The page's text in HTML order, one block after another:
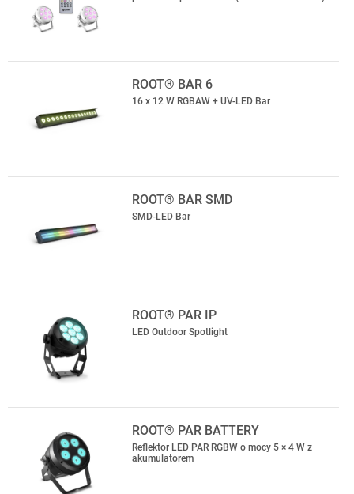
ROOT® BAR 6
16 x 12 W RGBAW + UV-LED Bar
ROOT® BAR SMD
SMD-LED Bar
ROOT® PAR IP
LED Outdoor Spotlight
ROOT® PAR BATTERY
Reflektor LED PAR RGBW o mocy 5 × 4 W z
akumulatorem